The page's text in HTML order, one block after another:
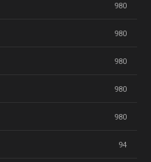
980
980
980
980
980
94